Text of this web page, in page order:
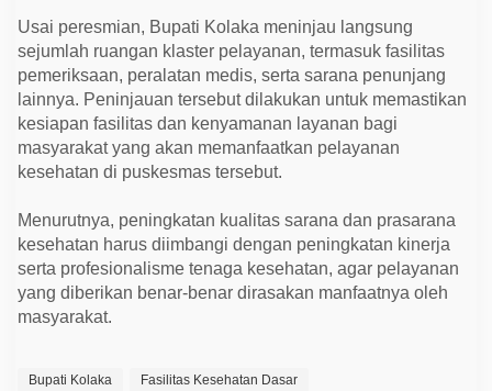
n
e
s
h
a
a
n
s
a
r
Usai peresmian, Bupati Kolaka meninjau langsung
sejumlah ruangan klaster pelayanan, termasuk fasilitas
pemeriksaan, peralatan medis, serta sarana penunjang
lainnya. Peninjauan tersebut dilakukan untuk memastikan
kesiapan fasilitas dan kenyamanan layanan bagi
masyarakat yang akan memanfaatkan pelayanan
kesehatan di puskesmas tersebut.
Menurutnya, peningkatan kualitas sarana dan prasarana
kesehatan harus diimbangi dengan peningkatan kinerja
serta profesionalisme tenaga kesehatan, agar pelayanan
yang diberikan benar-benar dirasakan manfaatnya oleh
masyarakat.
Bupati Kolaka
Fasilitas Kesehatan Dasar